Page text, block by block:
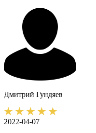
Дмитрий Гундяев
2022-04-07